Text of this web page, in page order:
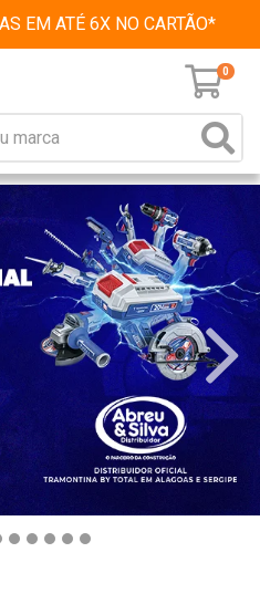
EM ATÉ 6X NO CARTÃO*
0